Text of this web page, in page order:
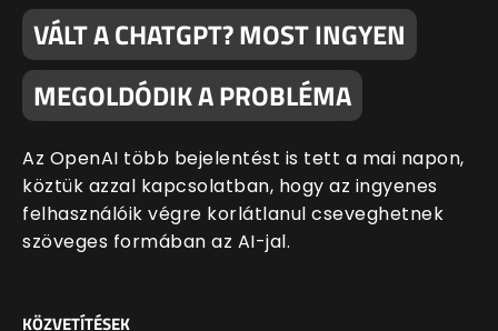
VÁLT A CHATGPT? MOST INGYEN
MEGOLDÓDIK A PROBLÉMA
Az OpenAI több bejelentést is tett a mai napon,
köztük azzal kapcsolatban, hogy az ingyenes
felhasználóik végre korlátlanul cseveghetnek
szöveges formában az AI-jal.
KÖZVETÍTÉSEK